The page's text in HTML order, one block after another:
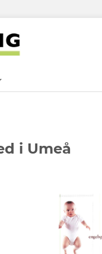
i Umeå